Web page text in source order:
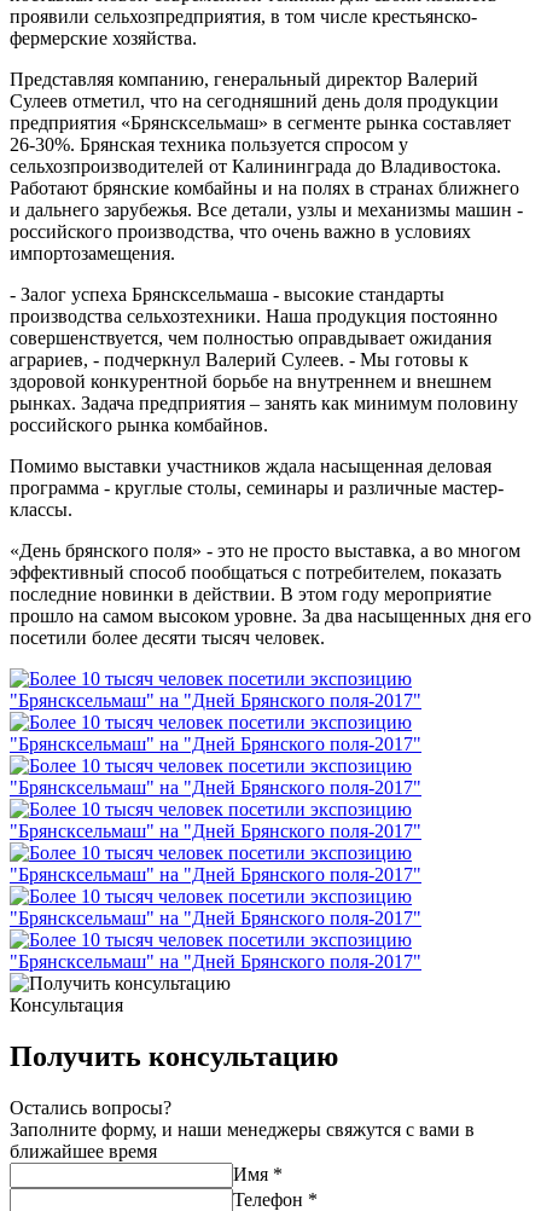
проявили сельхозпредприятия, в том числе крестьянско-
фермерские хозяйства.
Представляя компанию, генеральный директор Валерий
Сулеев отметил, что на сегодняшний день доля продукции
предприятия «Брянсксельмаш» в сегменте рынка составляет
26-30%. Брянская техника пользуется спросом у
сельхозпроизводителей от Калининграда до Владивостока.
Работают брянские комбайны и на полях в странах ближнего
и дальнего зарубежья. Все детали, узлы и механизмы машин -
российского производства, что очень важно в условиях
импортозамещения.
- Залог успеха Брянсксельмаша - высокие стандарты
производства сельхозтехники. Наша продукция постоянно
совершенствуется, чем полностью оправдывает ожидания
аграриев, - подчеркнул Валерий Сулеев. - Мы готовы к
здоровой конкурентной борьбе на внутреннем и внешнем
рынках. Задача предприятия – занять как минимум половину
российского рынка комбайнов.
Помимо выставки участников ждала насыщенная деловая
программа - круглые столы, семинары и различные мастер-
классы.
«День брянского поля» - это не просто выставка, а во многом
эффективный способ пообщаться с потребителем, показать
последние новинки в действии. В этом году мероприятие
прошло на самом высоком уровне. За два насыщенных дня его
посетили более десяти тысяч человек.
Консультация
Получить консультацию
Остались вопросы?
Заполните форму, и наши менеджеры свяжутся с вами в
ближайшее время
Имя *
Телефон *